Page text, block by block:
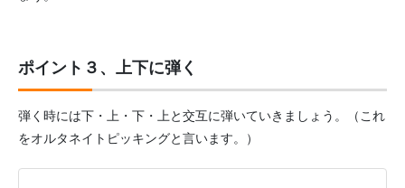
ポイント３、上下に弾く
弾く時には下・上・下・上と交互に弾いていきましょう。（これ
をオルタネイトピッキングと言います。）